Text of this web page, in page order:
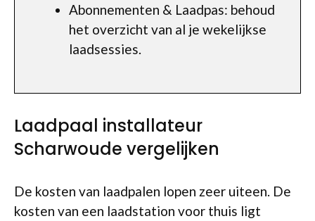
Abonnementen & Laadpas: behoud
het overzicht van al je wekelijkse
laadsessies.
Laadpaal installateur
Scharwoude vergelijken
De kosten van laadpalen lopen zeer uiteen. De
kosten van een laadstation voor thuis ligt